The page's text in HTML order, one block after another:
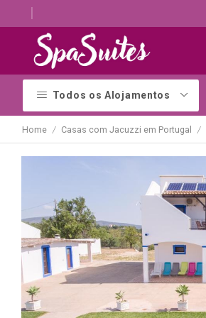
Todos os Alojamentos
Home / Casas com Jacuzzi em Portugal /